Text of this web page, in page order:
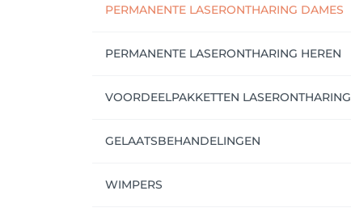
PERMANENTE LASERONTHARING DAMES
PERMANENTE LASERONTHARING HEREN
VOORDEELPAKKETTEN LASERONTHARING
GELAATSBEHANDELINGEN
WIMPERS